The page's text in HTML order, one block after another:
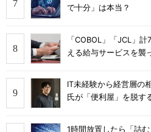
で十分」は本当？
「COBOL」「JCL」
える給与サービスを襲
IT未経験から経営層
氏が「便利屋」を脱す
1時間放置したら「詰